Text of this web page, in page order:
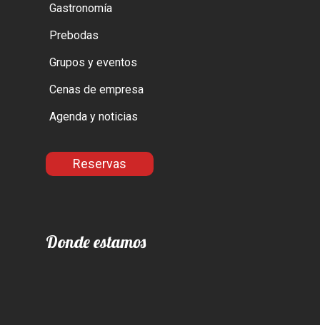
Gastronomía
Prebodas
Grupos y eventos
Cenas de empresa
Agenda y noticias
Reservas
Donde estamos